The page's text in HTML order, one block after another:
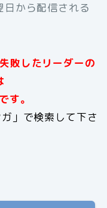
日から配信される
敗したリーダーの
す。
」で検索して下さ